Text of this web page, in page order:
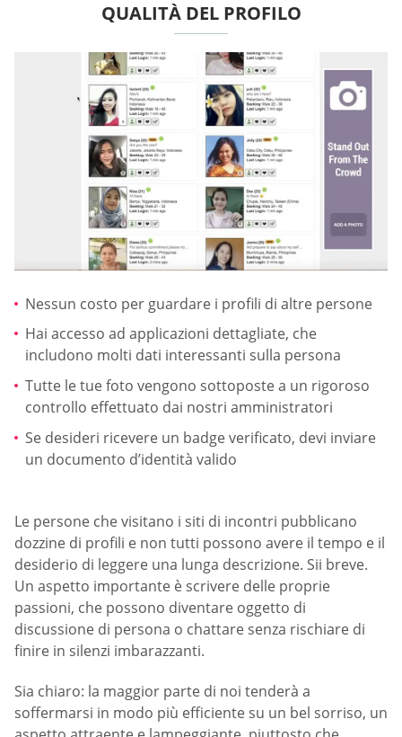
QUALITÀ DEL PROFILO
Nessun costo per guardare i profili di altre persone
Hai accesso ad applicazioni dettagliate, che
includono molti dati interessanti sulla persona
Tutte le tue foto vengono sottoposte a un rigoroso
controllo effettuato dai nostri amministratori
Se desideri ricevere un badge verificato, devi inviare
un documento d’identità valido
Le persone che visitano i siti di incontri pubblicano
dozzine di profili e non tutti possono avere il tempo e il
desiderio di leggere una lunga descrizione. Sii breve.
Un aspetto importante è scrivere delle proprie
passioni, che possono diventare oggetto di
discussione di persona o chattare senza rischiare di
finire in silenzi imbarazzanti.
Sia chiaro: la maggior parte di noi tenderà a
soffermarsi in modo più efficiente su un bel sorriso, un